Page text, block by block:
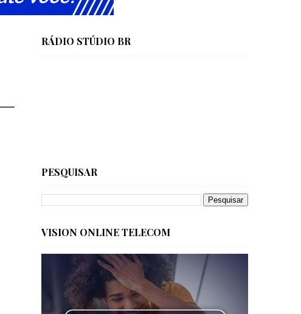
RÁDIO STÚDIO BR
PESQUISAR
VISION ONLINE TELECOM